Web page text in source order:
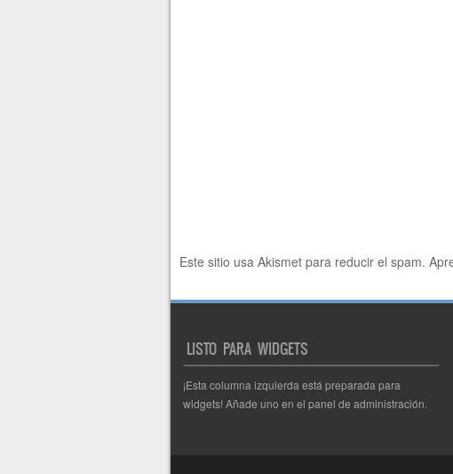
Este sitio usa Akismet para reducir el spam.
LISTO PARA WIDGETS
¡Esta columna izquierda está preparada para
widgets! Añade uno en el panel de administración.